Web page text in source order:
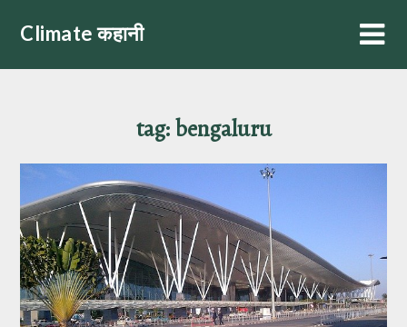
Climate कहानी
tag:bengaluru